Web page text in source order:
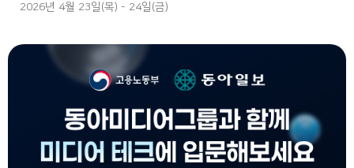
2026년 4월 23일(목) - 24일(금)